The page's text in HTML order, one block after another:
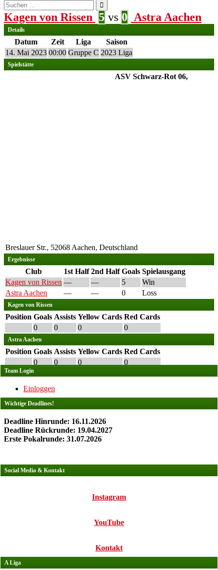
Suchen
nach:
Kagen von Rissen 5 vs 0 Astra Aachen
Details
Datum Zeit Liga
Saison
14. Mai 2023 00:00 Gruppe C 2023 Liga
Spielstätte
ASV Schwarz-Rot 06,
Breslauer Str., 52068 Aachen, Deutschland
Ergebnisse
Club 1st Half 2nd Half Goals Spielausgang
Kagen von Rissen — — 5
Win
Astra Aachen
— — 0 Loss
Kagen von Rissen
Position Goals Assists Yellow Cards Red Cards
0
0 0 0
Astra Aachen
Position Goals Assists Yellow Cards Red Cards
0
0 0 0
Team Login
Einloggen
Wichtige Deadlines!
Deadline Hinrunde: 16.11.2026
Deadline Rückrunde: 19.04.2027
Erste Pokalrunde: 31.07.2026
Social Media & Kontakt
Instagram
YouTube
Kontakt
A Liga